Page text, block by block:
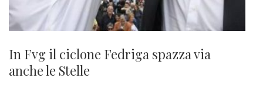
In Fvg il ciclone Fedriga spazza via
anche le Stelle